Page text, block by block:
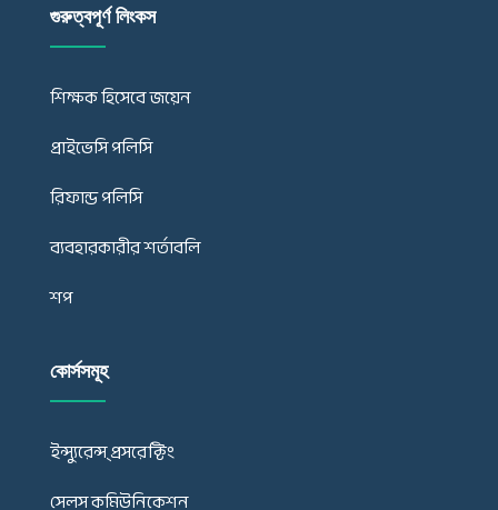
গুরুত্বপূর্ণ লিংকস
শিক্ষক হিসেবে জয়েন
প্রাইভেসি পলিসি
রিফান্ড পলিসি
ব্যবহারকারীর শর্তাবলি
শপ
কোর্সসমূহ
ইন্স্যুরেন্স্ প্রসরেক্টিং
সেলস কমিউনিকেশন